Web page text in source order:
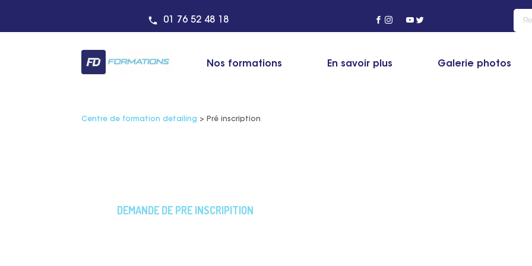
01 76 52 48 18
Nos formations En savoir plus Galerie photos
Centre de formation detailing > Pré inscription
DEMANDE DE PRE INSCRIPITION